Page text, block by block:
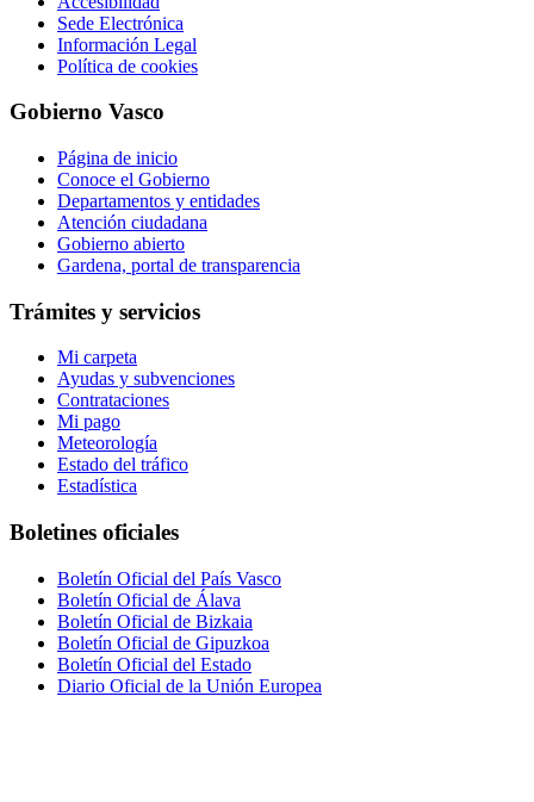
Sede Electrónica
Información Legal
Política de cookies
Gobierno Vasco
Página de inicio
Conoce el Gobierno
Departamentos y entidades
Atención ciudadana
Gobierno abierto
Gardena, portal de transparencia
Trámites y servicios
Mi carpeta
Ayudas y subvenciones
Contrataciones
Mi pago
Meteorología
Estado del tráfico
Estadística
Boletines oficiales
Boletín Oficial del País Vasco
Boletín Oficial de Álava
Boletín Oficial de Bizkaia
Boletín Oficial de Gipuzkoa
Boletín Oficial del Estado
Diario Oficial de la Unión Europea